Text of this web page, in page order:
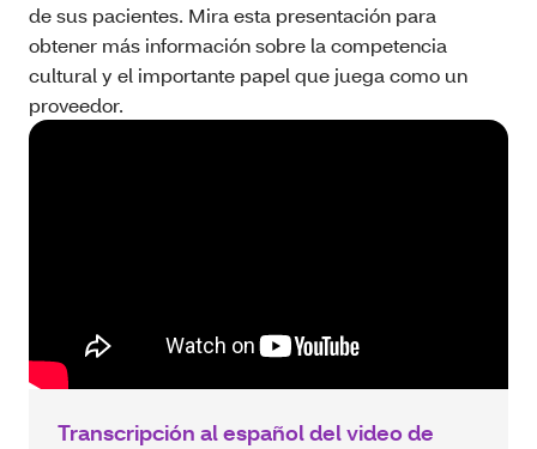
de sus pacientes. Mira esta presentación para
obtener más información sobre la competencia
cultural y el importante papel que juega como un
proveedor.
Transcripción al español del video de